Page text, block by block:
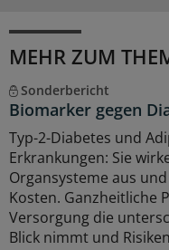
MEHR ZUM
Sonderbericht
Biomarker gegen
Typ-2-Diabetes und
Erkrankungen: Sie
Organsysteme aus
Kosten. Ganzheitliche
Versorgung die
Blick nimmt und